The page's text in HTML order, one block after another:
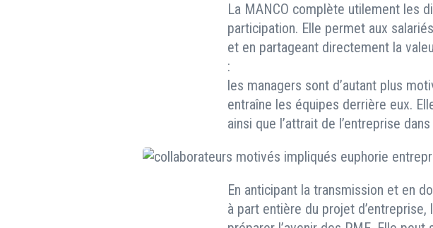
La MANCO complète utilement les
participation. Elle permet aux
et en partageant directement la
:
les managers sont d’autant plus
entraîne les équipes derrière eux.
ainsi que l’attrait de l’entreprise
En anticipant la transmission et en
à part entière du projet